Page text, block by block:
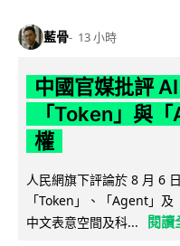
藍骨 13 小時
中國官媒批評
「Token」與
權
人民網旗下評論於 8 月 6
「Token」、「Agent」
中文表意空間及科...
閱讀